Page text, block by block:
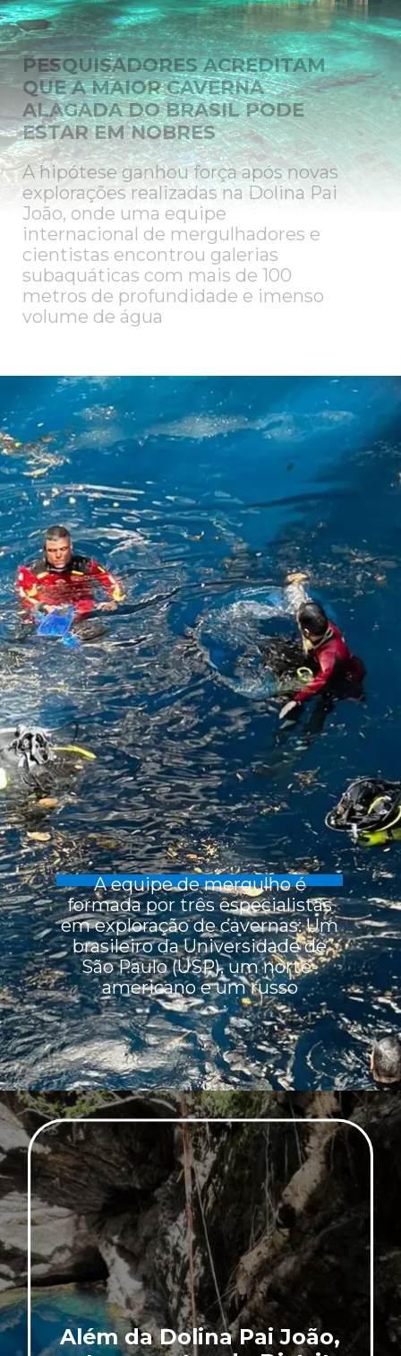
A hipótese ganhou força após novas
explorações realizadas na Dolina Pai
João, onde uma equipe
internacional de mergulhadores e
cientistas encontrou galerias
subaquáticas com mais de 100
metros de profundidade e imenso
volume de água
PESQUISADORES ACREDITAM
QUE A MAIOR CAVERNA
ALAGADA DO BRASIL PODE
ESTAR EM NOBRES
A equipe de mergulho é
formada por três especialistas
em exploração de cavernas: Um
brasileiro da Universidade de
São Paulo (USP), um norte-
americano e um russo
Além da Dolina Pai João,